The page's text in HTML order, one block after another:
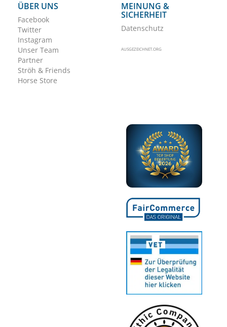
ÜBER UNS
Facebook
Twitter
Instagram
Unser Team
Partner
Ströh & Friends
Horse Store
MEINUNG &
SICHERHEIT
Datenschutz
AUSGEZEICHNET.ORG